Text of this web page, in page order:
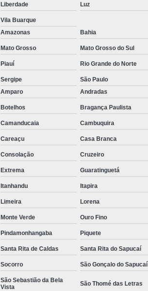
Empresa de Rastreador Veicular
Rastreador de Automóveis
Rastreador de Carro Minas
Rastreador para Carros
Rastreador Veicular Particular
Gps
Rastreador do Carro
Rastreador Gps para Carro
Rastreador para Carros com Escuta
Rastreador por Satelite para Carros
Empresa Especializada em Rastreamento
Rastreamento de Carro
Rastreamento de Carros Belo
Rastreamento de Carros e Caminhões
Rastreamento de Carros por Satélite
Rastreamento para Carros e
Liberdade Luz
Vila Buarque
Amazonas Bahia
Mato Grosso Mato Grosso do Sul
Piauí Rio Grande do Norte
Sergipe São Paulo
Amparo Andradas
Botelhos Bragança Paulista
Camanducaia Cambuquira
Careaçu Casa Branca
Consolação Cruzeiro
Extrema Guaratinguetá
Itanhandu Itapira
Limeira Lorena
Monte Verde Ouro Fino
Pindamonhangaba Piquete
Santa Rita de Caldas Santa Rita do Sapucaí
Socorro São Gonçalo do Sapucaí
São Sebastião da Bela
Vista
São Thomé das Letras